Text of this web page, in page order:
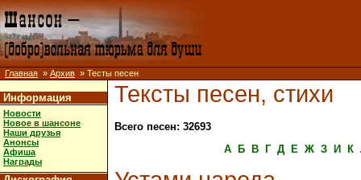
Главная » Архив » Тесты песен
Информация
Новости
Новое в шансоне
Наши друзья
Анонсы
Афиша
Награды
Тексты песен, стихи
Всего песен: 32693
А
Б В Г Д Е Ж З И К